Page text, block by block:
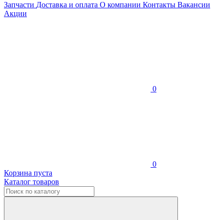
Запчасти Доставка и оплата О компании Контакты Вакансии
Акции
0
0
Корзина пуста
Каталог товаров